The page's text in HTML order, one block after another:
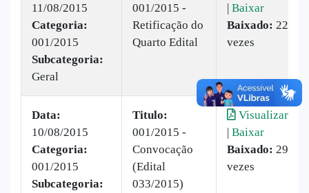
11/08/2015
Categoria:
001/2015
Subcategoria:
Geral
001/2015 -
Retificação do
Quarto Edital
| Baixar
Baixado: 22
vezes
Data:
10/08/2015
Categoria:
001/2015
Subcategoria:
Titulo:
001/2015 -
Convocação
(Edital
033/2015)
Visualizar
| Baixar
Baixado: 29
vezes